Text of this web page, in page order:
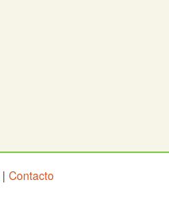
| Contacto